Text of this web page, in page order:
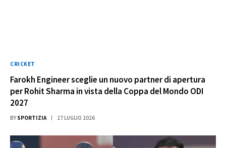
CRICKET
Farokh Engineer sceglie un nuovo partner di apertura
per Rohit Sharma in vista della Coppa del Mondo ODI
2027
BY SPORTIZIA 27 LUGLIO 2026